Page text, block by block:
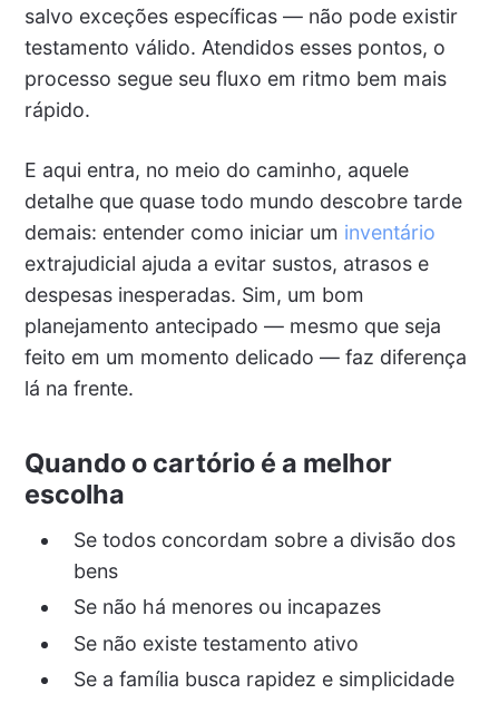
salvo exceções específicas — não pode existir
testamento válido. Atendidos esses pontos, o
processo segue seu fluxo em ritmo bem mais
rápido.
E aqui entra, no meio do caminho, aquele
detalhe que quase todo mundo descobre tarde
demais: entender como iniciar um inventário
extrajudicial ajuda a evitar sustos, atrasos e
despesas inesperadas. Sim, um bom
planejamento antecipado — mesmo que seja
feito em um momento delicado — faz diferença
lá na frente.
Quando o cartório é a melhor
escolha
Se todos concordam sobre a divisão dos
bens
Se não há menores ou incapazes
Se não existe testamento ativo
Se a família busca rapidez e simplicidade